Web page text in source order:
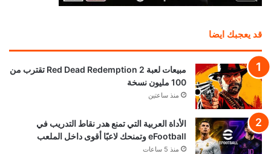
قد يعجبك ايضا
مبيعات لعبة Red Dead Redemption 2 تقترب من
100 مليون نسخة
منذ ساعتين
الأداة العربية التي تمنع هدر نقاط التدريب في
eFootball وتمنحك لاعبًا أقوى داخل الملعب
منذ 5 ساعات